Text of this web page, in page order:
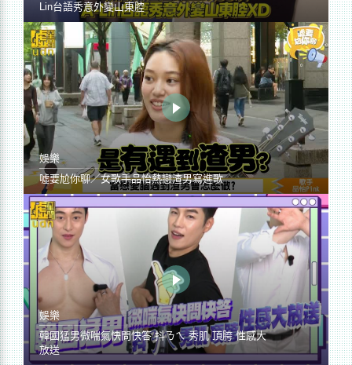
Lin台語秀意外變山東腔
娛樂
噓要尬你聊／女歌手品怡熱戀渣男寫進歌
娛樂
韓國猛男微喘氣快問快答 抖ㄋㄟ 秀肌 頂胯 性感大
放送